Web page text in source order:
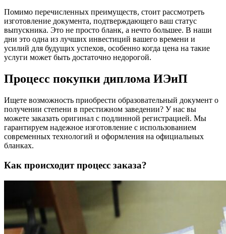
Помимо перечисленных преимуществ, стоит рассмотреть
изготовление документа, подтверждающего ваш статус
выпускника. Это не просто бланк, а нечто большее. В наши
дни это одна из лучших инвестиций вашего времени и
усилий для будущих успехов, особенно когда цена на такие
услуги может быть достаточно недорогой.
Процесс покупки диплома ИЭиП
Ищете возможность приобрести образовательный документ о
получении степени в престижном заведении? У нас вы
можете заказать оригинал с подлинной регистрацией. Мы
гарантируем надежное изготовление с использованием
современных технологий и оформления на официальных
бланках.
Как происходит процесс заказа?